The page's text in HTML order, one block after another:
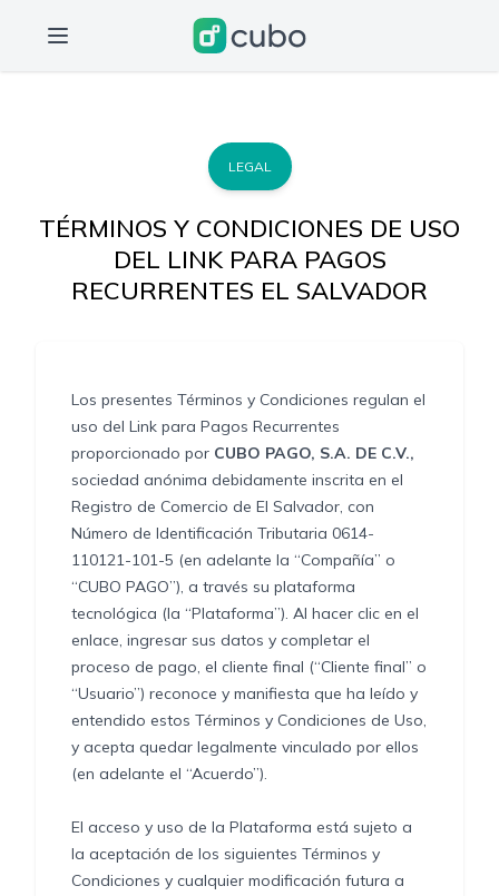
LEGAL
TÉRMINOS Y CONDICIONES DE USO
DEL LINK PARA PAGOS
RECURRENTES EL SALVADOR
Los presentes Términos y Condiciones regulan el
uso del Link para Pagos Recurrentes
proporcionado por CUBO PAGO, S.A. DE C.V.,
sociedad anónima debidamente inscrita en el
Registro de Comercio de El Salvador, con
Número de Identificación Tributaria 0614-
110121-101-5 (en adelante la “Compañía” o
“CUBO PAGO”), a través su plataforma
tecnológica (la “Plataforma”). Al hacer clic en el
enlace, ingresar sus datos y completar el
proceso de pago, el cliente final (“Cliente final” o
“Usuario”) reconoce y manifiesta que ha leído y
entendido estos Términos y Condiciones de Uso,
y acepta quedar legalmente vinculado por ellos
(en adelante el “Acuerdo”).
El acceso y uso de la Plataforma está sujeto a
la aceptación de los siguientes Términos y
Condiciones y cualquier modificación futura a